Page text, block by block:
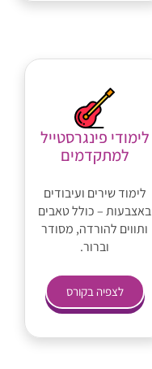
לימודי פינגרסטייל
למתקדמים
לימוד שירים ועיבודים
באצבעות – כולל טאבים
ותווים להורדה, מסודר
וברור.
לצפיה בקורס